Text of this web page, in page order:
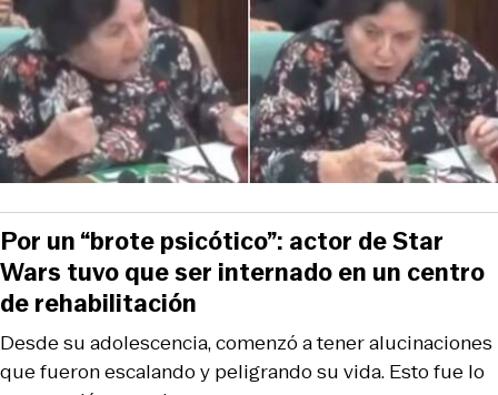
Desde su adolescencia, comenzó a tener alucinaciones
que fueron escalando y peligrando su vida. Esto fue lo
Por un “brote psicótico”: actor de Star
Wars tuvo que ser internado en un centro
de rehabilitación